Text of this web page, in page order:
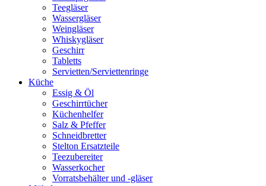
Teegläser
Wassergläser
Weingläser
Whiskygläser
Geschirr
Tabletts
Servietten/Serviettenringe
Küche
Essig & Öl
Geschirrtücher
Küchenhelfer
Salz & Pfeffer
Schneidbretter
Stelton Ersatzteile
Teezubereiter
Wasserkocher
Vorratsbehälter und -gläser